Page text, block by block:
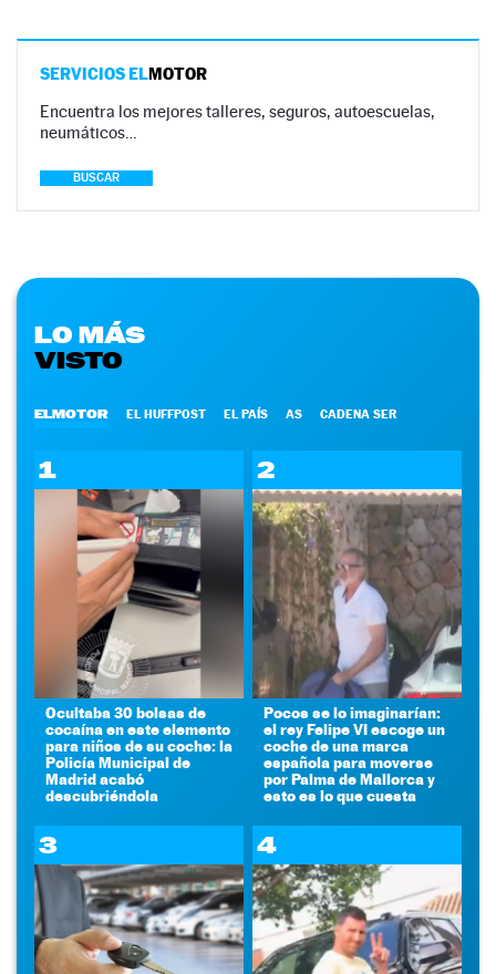
SERVICIOS ELMOTOR
Encuentra los mejores talleres, seguros, autoescuelas,
neumáticos…
BUSCAR
LO MÁS
VISTO
ELMOTOR EL HUFFPOST EL PAÍS AS CADENA SER
1
Ocultaba 30 bolsas de
cocaína en este elemento
para niños de su coche: la
Policía Municipal de
Madrid acabó
descubriéndola
2
Pocos se lo imaginarían:
el rey Felipe VI escoge un
coche de una marca
española para moverse
por Palma de Mallorca y
esto es lo que cuesta
3 4